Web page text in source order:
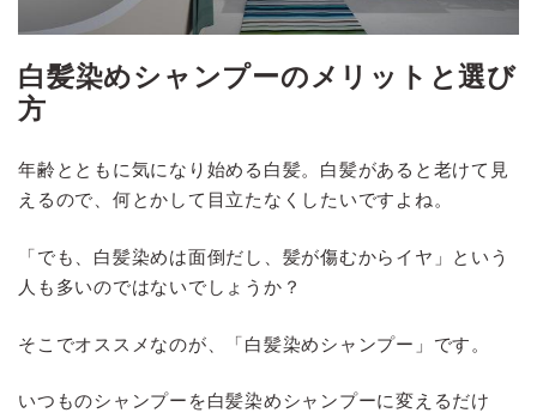
白髪染めシャンプーのメリットと選び
方
年齢とともに気になり始める白髪。白髪があると老けて見
えるので、何とかして目立たなくしたいですよね。
「でも、白髪染めは面倒だし、髪が傷むからイヤ」という
人も多いのではないでしょうか？
そこでオススメなのが、「白髪染めシャンプー」です。
いつものシャンプーを白髪染めシャンプーに変えるだけ